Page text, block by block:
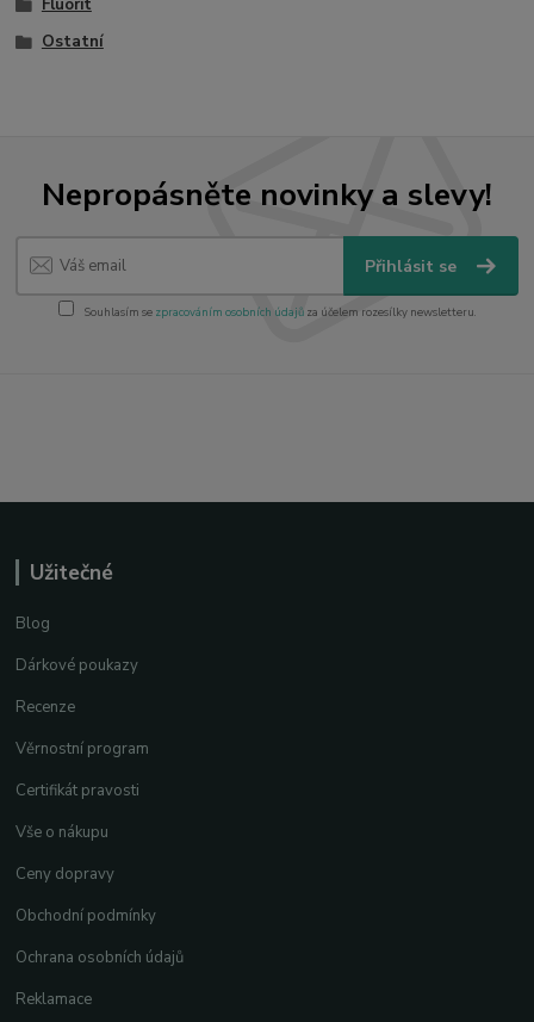
Ostatní
Nepropásněte novinky a slevy!
Přihlásit se
Souhlasím se zpracováním osobních údajůza účelem rozesílky newsletteru.
Užitečné
Blog
Dárkové poukazy
Recenze
Věrnostní program
Certifikát pravosti
Vše o nákupu
Ceny dopravy
Obchodní podmínky
Ochrana osobních údajů
Reklamace